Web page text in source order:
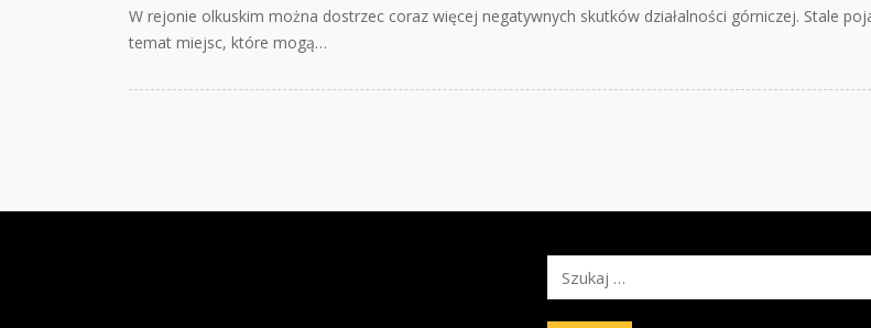
W rejonie olkuskim można dostrzec coraz więcej negatywnych skutków działalności górniczej. Stale
temat miejsc, które mogą…
Szukaj: